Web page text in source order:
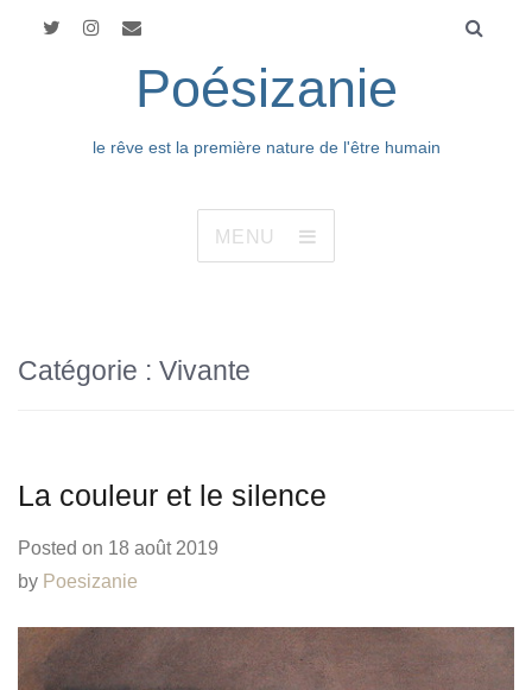
Poésizanie
le rêve est la première nature de l'être humain
MENU
Catégorie : Vivante
La couleur et le silence
Posted on 18 août 2019
by Poesizanie